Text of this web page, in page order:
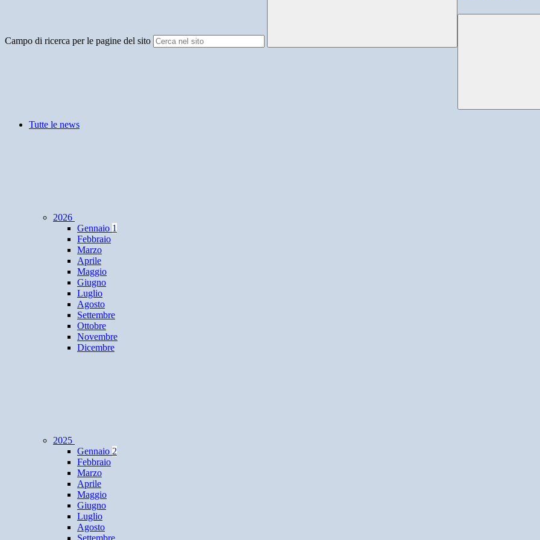
Campo di ricerca per le pagine del sito
Tutte le news
2026
Gennaio 1
Febbraio
Marzo
Aprile
Maggio
Giugno
Luglio
Agosto
Settembre
Ottobre
Novembre
Dicembre
2025
Gennaio 2
Febbraio
Marzo
Aprile
Maggio
Giugno
Luglio
Agosto